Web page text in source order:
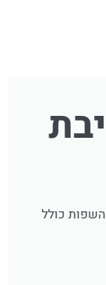
השפות כולל